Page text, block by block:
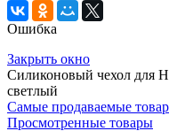
Ошибка
Закрыть окно
Силиконовый чехол для
светлый
Самые продаваемые
Просмотренные товары